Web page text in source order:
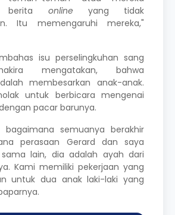
berita online yang tidak
Itu memengaruhi mereka,"
isu perselingkuhan sang
mengatakan, bahwa
membesarkan anak-anak.
untuk berbicara mengenai
pacar barunya.
bagaimana semuanya berakhir
perasaan Gerard dan saya
lain, dia adalah ayah dari
Kami memiliki pekerjaan yang
untuk dua anak laki-laki yang